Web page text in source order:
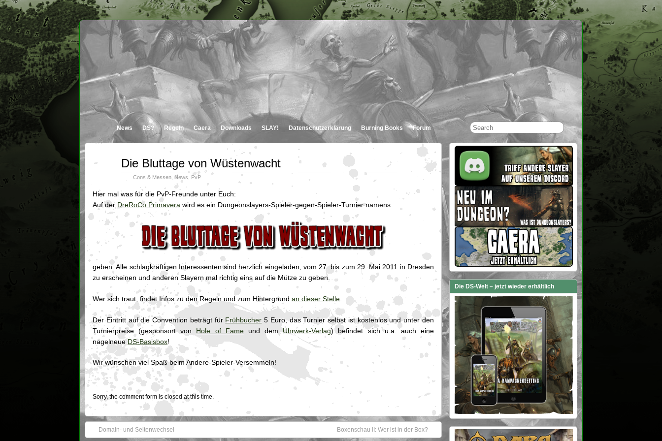
News DS? Regeln Caera Downloads SLAY! Datenschutzerklärung Burning Books Forum
Die Bluttage von Wüstenwacht
Cons & Messen ,News PvP
Hier mal was für die PvP-Freunde unter Euch:
Auf der DreRoCo Primavera wird es ein Dungeonslayers-Spieler-gegen-Spieler-Turnier namens
geben. Alle schlagkräftigen Interessenten sind herzlich eingeladen, vom 27. bis zum 29. Mai 2011 in Dresden
zu erscheinen und anderen Slayern mal richtig eins auf die Mütze zu geben.
Wer sich traut, findet Infos zu den Regeln und zum Hintergrund an dieser Stelle
Der Eintritt auf die Convention beträgt für Frühbucher 5 Euro, das Turnier selbst ist kostenlos und unter den
Turnierpreise (gesponsort von Hole of Fameund demUhrwerk-Verlag) befindet sich u.a. auch eine
nagelneueDS-Basisbox!
Wir wünschen viel Spaß beim Andere-Spieler-Versemmeln!
Sorry, the comment form is closed at this time.
Domain- und Seitenwechsel Boxenschau II: Wer ist in der Box?
Die DS-Welt – jetzt wieder erhältlich